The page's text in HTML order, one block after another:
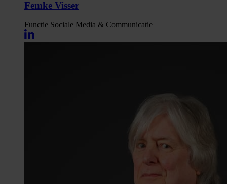
Femke Visser
Functie Sociale Media & Communicatie